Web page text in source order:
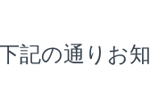
記の通りお